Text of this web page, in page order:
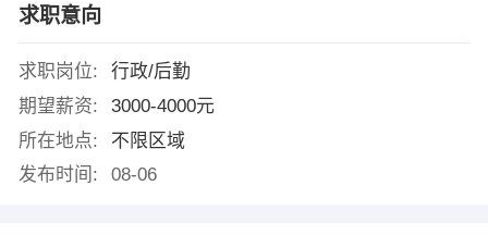
求职意向
求职岗位:
行政/后勤
期望薪资:
3000-4000元
所在地点:
不限区域
发布时间:
08-06